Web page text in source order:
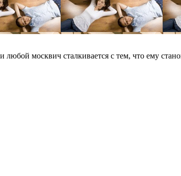
москвич сталкивается с тем, что ему